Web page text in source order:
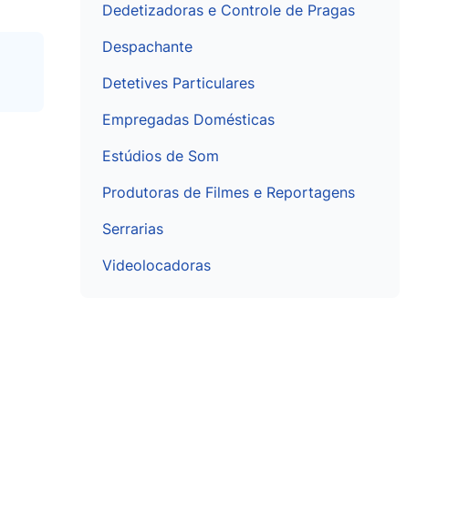
Dedetizadoras e Controle de Pragas
Despachante
Detetives Particulares
Empregadas Domésticas
Estúdios de Som
Produtoras de Filmes e Reportagens
Serrarias
Videolocadoras